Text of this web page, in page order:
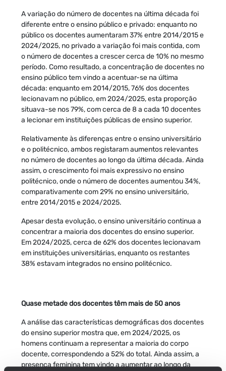
A variação do número de docentes na última década foi
diferente entre o ensino público e privado: enquanto no
público os docentes aumentaram 37% entre 2014/2015 e
2024/2025, no privado a variação foi mais contida, com
o número de docentes a crescer cerca de 10% no mesmo
período. Como resultado, a concentração de docentes no
ensino público tem vindo a acentuar-se na última
década: enquanto em 2014/2015, 76% dos docentes
lecionavam no público, em 2024/2025, esta proporção
situava-se nos 79%, com cerca de 8 a cada 10 docentes
a lecionar em instituições públicas de ensino superior.
Relativamente às diferenças entre o ensino universitário
e o politécnico, ambos registaram aumentos relevantes
no número de docentes ao longo da última década. Ainda
assim, o crescimento foi mais expressivo no ensino
politécnico, onde o número de docentes aumentou 34%,
comparativamente com 29% no ensino universitário,
entre 2014/2015 e 2024/2025.
Apesar desta evolução, o ensino universitário continua a
concentrar a maioria dos docentes do ensino superior.
Em 2024/2025, cerca de 62% dos docentes lecionavam
em instituições universitárias, enquanto os restantes
38% estavam integrados no ensino politécnico.
Quase metade dos docentes têm mais de 50 anos
A análise das características demográficas dos docentes
do ensino superior mostra que, em 2024/2025, os
homens continuam a representar a maioria do corpo
docente, correspondendo a 52% do total. Ainda assim, a
presença feminina tem vindo a aumentar ao longo da